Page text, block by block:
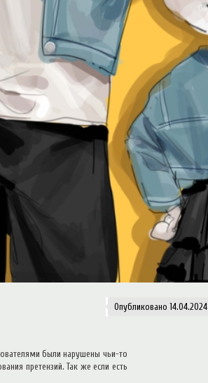
Опубликовано 14.04.2024
были нарушены чьи-то
претензий. Так же если есть